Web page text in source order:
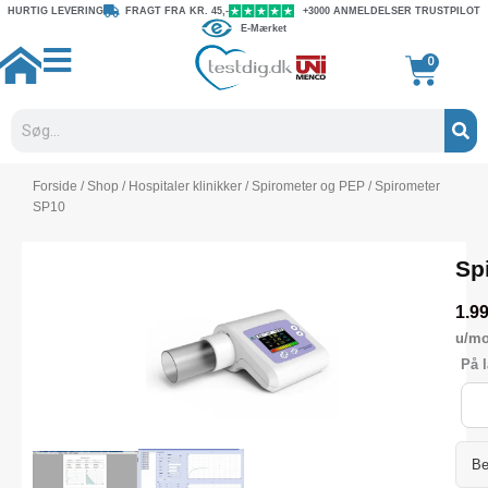
Gå
indholdet
HURTIG LEVERING FRAGT FRA KR. 45,-
+3000 ANMELDELSER TRUSTPILOT
E-Mærket
0
Kurv
Forside /Shop / Hospitaler klinikker /Spirometer og PEP / Spirometer
SP10
u/
På